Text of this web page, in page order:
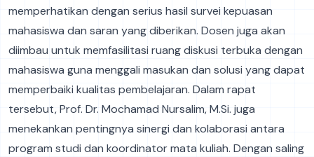
memperhatikan dengan serius hasil survei kepuasan
mahasiswa dan saran yang diberikan. Dosen juga akan
diimbau untuk memfasilitasi ruang diskusi terbuka dengan
mahasiswa guna menggali masukan dan solusi yang dapat
memperbaiki kualitas pembelajaran. Dalam rapat
tersebut, Prof. Dr. Mochamad Nursalim, M.Si. juga
menekankan pentingnya sinergi dan kolaborasi antara
program studi dan koordinator mata kuliah. Dengan saling